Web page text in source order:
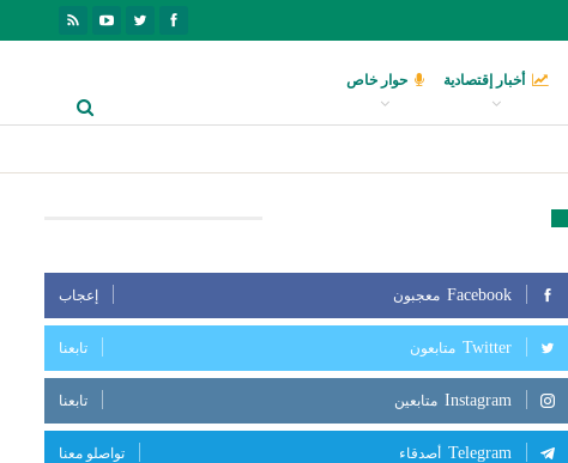
أخبار إقتصادية حوار خاص
Facebook معجبون إعجاب
Twitter متابعون تابعنا
Instagram متابعين تابعنا
Telegram أصدقاء تواصلو معنا